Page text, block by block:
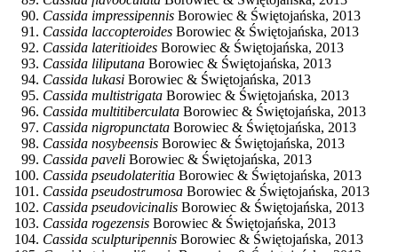
Cassida impressipennis Borowiec & Świętojańska, 2013
Cassida laccopteroides Borowiec & Świętojańska, 2013
Cassida lateritioides Borowiec & Świętojańska, 2013
Cassida liliputana Borowiec & Świętojańska, 2013
Cassida lukasi Borowiec & Świętojańska, 2013
Cassida multistrigata Borowiec & Świętojańska, 2013
Cassida multitiberculata Borowiec & Świętojańska, 2013
Cassida nigropunctata Borowiec & Świętojańska, 2013
Cassida nosybeensis Borowiec & Świętojańska, 2013
Cassida paveli Borowiec & Świętojańska, 2013
Cassida pseudolateritia Borowiec & Świętojańska, 2013
Cassida pseudostrumosa Borowiec & Świętojańska, 2013
Cassida pseudovicinalis Borowiec & Świętojańska, 2013
Cassida rogezensis Borowiec & Świętojańska, 2013
Cassida sculpturipennis Borowiec & Świętojańska, 2013